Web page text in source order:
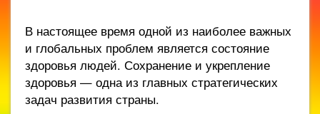
В настоящее время одной из наиболее важных
и глобальных проблем является состояние
здоровья людей. Сохранение и укрепление
здоровья — одна из главных стратегических
задач развития страны.